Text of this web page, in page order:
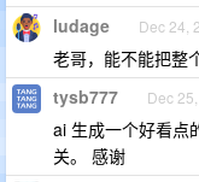
ludage Dec 24,
老哥，能不能把整
tysb777 Dec
ai 生成一个好看点
关。 感谢